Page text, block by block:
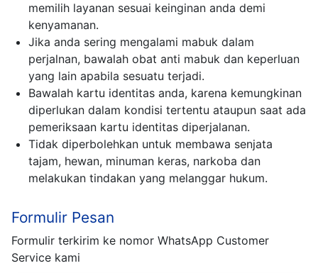
memilih layanan sesuai keinginan anda demi
kenyamanan.
Jika anda sering mengalami mabuk dalam
perjalnan, bawalah obat anti mabuk dan keperluan
yang lain apabila sesuatu terjadi.
Bawalah kartu identitas anda, karena kemungkinan
diperlukan dalam kondisi tertentu ataupun saat ada
pemeriksaan kartu identitas diperjalanan.
Tidak diperbolehkan untuk membawa senjata
tajam, hewan, minuman keras, narkoba dan
melakukan tindakan yang melanggar hukum.
Formulir Pesan
Formulir terkirim ke nomor WhatsApp Customer
Service kami